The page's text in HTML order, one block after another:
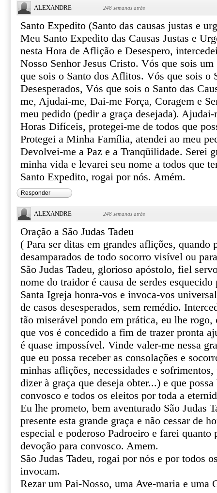
ALEXANDRE · 248 semanas atrás
Santo Expedito (Santo das causas justas e
Meu Santo Expedito das Causas Justas e
nesta Hora de Aflição e Desespero,
Nosso Senhor Jesus Cristo. Vós que sois
que sois o Santo dos Aflitos. Vós que sois o
Desesperados, Vós que sois o Santo das
me, Ajudai-me, Dai-me Força, Coragem e
meu pedido (pedir a graça desejada). Ajudai-
Horas Difíceis, protegei-me de todos que
Protegei a Minha Família, atendei ao meu
Devolvei-me a Paz e a Tranqüilidade. Serei
minha vida e levarei seu nome a todos que
Santo Expedito, rogai por nós. Amém.
Responder
ALEXANDRE · 248 semanas atrás
Oração a São Judas Tadeu
( Para ser ditas em grandes aflições, quando
desamparados de todo socorro visível ou
São Judas Tadeu, glorioso apóstolo, fiel
nome do traidor é causa de serdes
Santa Igreja honra-vos e invoca-vos
de casos desesperados, sem remédio.
tão miserável pondo em prática, eu lhe
que vos é concedido a fim de trazer pronta
é quase impossível. Vinde valer-me nessa
que eu possa receber as consolações e
minhas aflições, necessidades e
dizer à graça que deseja obter...) e que
convosco e todos os eleitos por toda a
Eu lhe prometo, bem aventurado São Judas
presente esta grande graça e não cessar de
especial e poderoso Padroeiro e farei quanto
devoção para convosco. Amem.
São Judas Tadeu, rogai por nós e por todos
invocam.
Rezar um Pai-Nosso, uma Ave-maria e uma